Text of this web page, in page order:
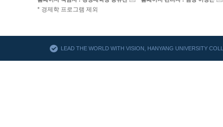
AACSB
* 경제학 프로그램 제외
LEAD THE WORLD WITH VISION, HANYANG UNIVERSITY